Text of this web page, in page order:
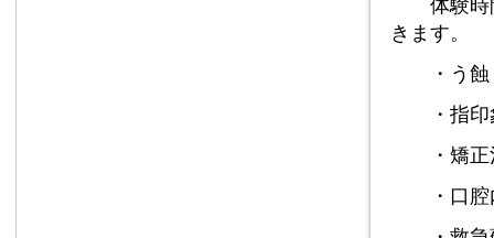
体験時間
きます。
・う蝕
・指印
・矯正
・口腔